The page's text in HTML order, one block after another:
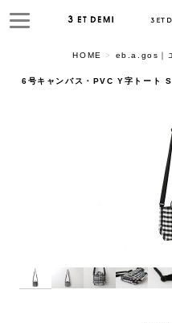
HOME > eb.a.gos｜
6号キャンバス・PVC Y字トート